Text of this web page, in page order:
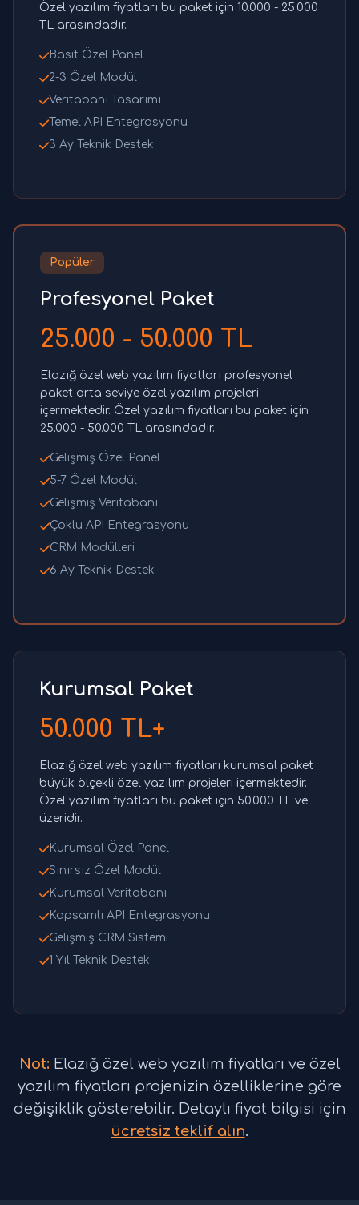
Özel yazılım fiyatları bu paket için 10.000 - 25.000
TL arasındadır.
Basit Özel Panel
2-3 Özel Modül
Veritabanı Tasarımı
Temel API Entegrasyonu
3 Ay Teknik Destek
Popüler
Profesyonel Paket
25.000 - 50.000 TL
Elazığ özel web yazılım fiyatları profesyonel
paket orta seviye özel yazılım projeleri
içermektedir. Özel yazılım fiyatları bu paket için
25.000 - 50.000 TL arasındadır.
Gelişmiş Özel Panel
5-7 Özel Modül
Gelişmiş Veritabanı
Çoklu API Entegrasyonu
CRM Modülleri
6 Ay Teknik Destek
Kurumsal Paket
50.000 TL+
Elazığ özel web yazılım fiyatları kurumsal paket
büyük ölçekli özel yazılım projeleri içermektedir.
Özel yazılım fiyatları bu paket için 50.000 TL ve
üzeridir.
Kurumsal Özel Panel
Sınırsız Özel Modül
Kurumsal Veritabanı
Kapsamlı API Entegrasyonu
Gelişmiş CRM Sistemi
1 Yıl Teknik Destek
Not:Elazığ özel web yazılım fiyatları ve özel
yazılım fiyatları projenizin özelliklerine göre
değişiklik gösterebilir. Detaylı fiyat bilgisi için
ücretsiz teklif alın.